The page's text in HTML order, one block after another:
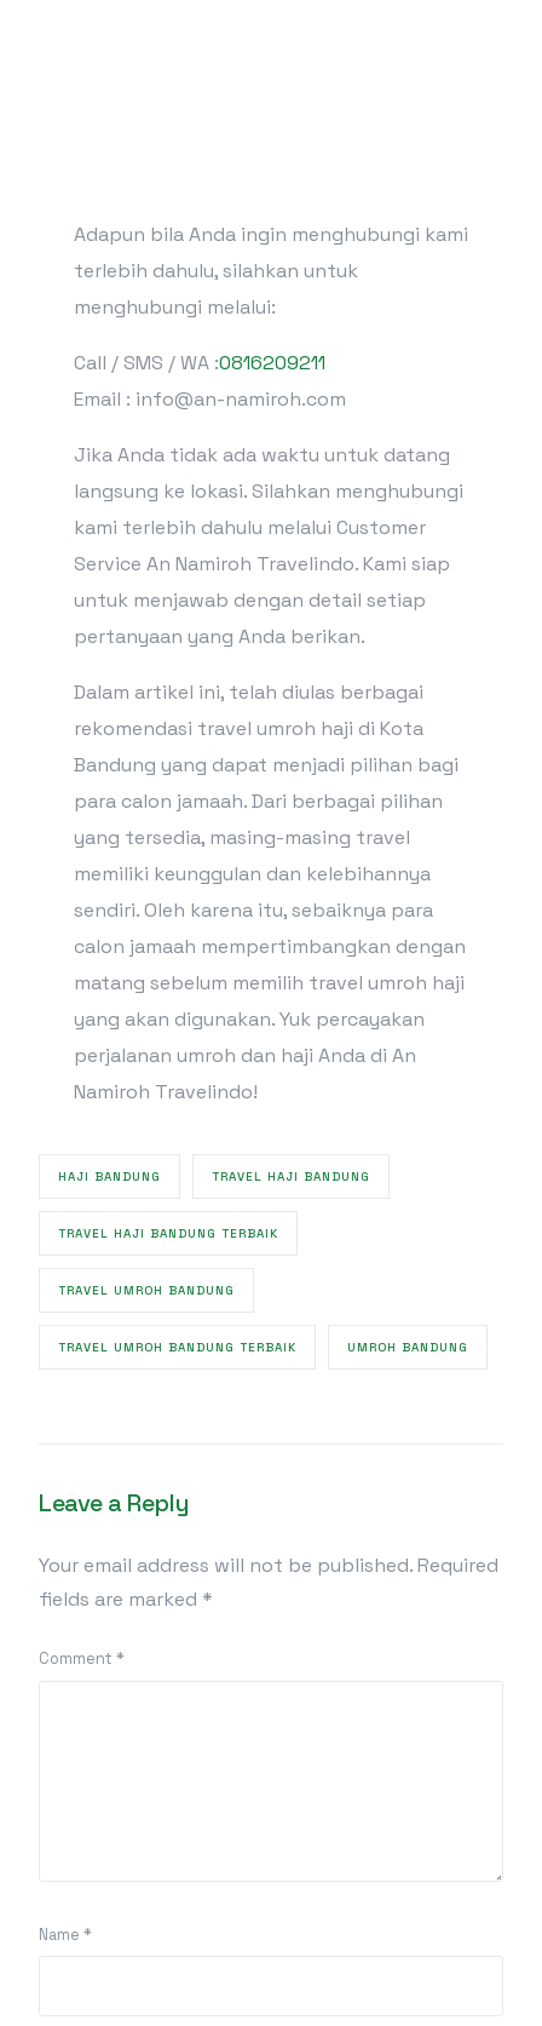
Adapun bila Anda ingin menghubungi kami
terlebih dahulu, silahkan untuk
menghubungi melalui:
Call / SMS / WA :0816209211
Email : info@an-namiroh.com
Jika Anda tidak ada waktu untuk datang
langsung ke lokasi. Silahkan menghubungi
kami terlebih dahulu melalui Customer
Service An Namiroh Travelindo. Kami siap
untuk menjawab dengan detail setiap
pertanyaan yang Anda berikan.
Dalam artikel ini, telah diulas berbagai
rekomendasi travel umroh haji di Kota
Bandung yang dapat menjadi pilihan bagi
para calon jamaah. Dari berbagai pilihan
yang tersedia, masing-masing travel
memiliki keunggulan dan kelebihannya
sendiri. Oleh karena itu, sebaiknya para
calon jamaah mempertimbangkan dengan
matang sebelum memilih travel umroh haji
yang akan digunakan. Yuk percayakan
perjalanan umroh dan haji Anda di An
Namiroh Travelindo!
HAJI BANDUNG TRAVEL HAJI BANDUNG
TRAVEL HAJI BANDUNG TERBAIK
TRAVEL UMROH BANDUNG
TRAVEL UMROH BANDUNG TERBAIK UMROH BANDUNG
Leave a Reply
Your email address will not be published. Required
fields are marked *
Comment*
Name*